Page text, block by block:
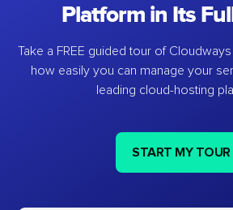
Platform in Its
Take a FREE guided tour of
how easily you can manage your
leading cloud-hosting
START MY TOUR